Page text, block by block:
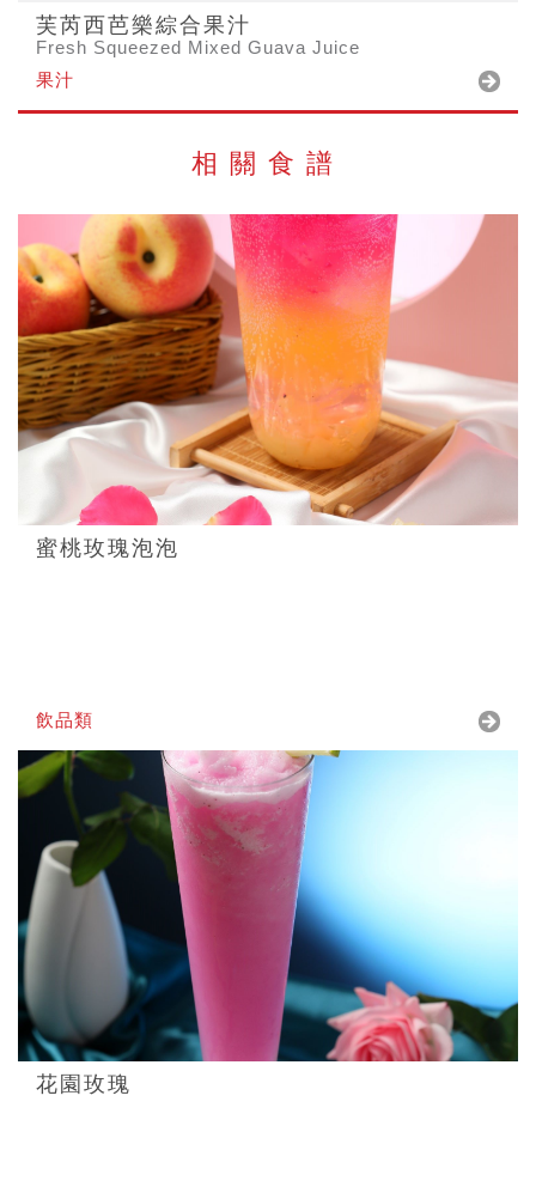
芙芮西芭樂綜合果汁
Fresh Squeezed Mixed Guava Juice
果汁
相關食譜
蜜桃玫瑰泡泡
飲品類
花園玫瑰